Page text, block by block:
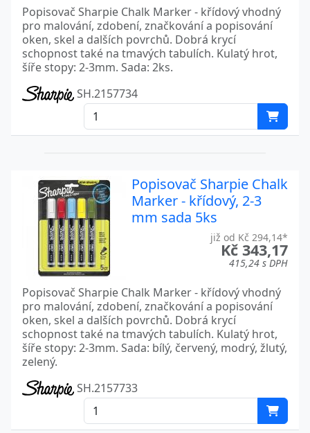
Popisovač Sharpie Chalk Marker - křídový vhodný
pro malování, zdobení, značkování a popisování
oken, skel a dalších povrchů. Dobrá krycí
schopnost také na tmavých tabulích. Kulatý hrot,
šíře stopy: 2-3mm. Sada: 2ks.
SH.2157734
Popisovač Sharpie Chalk
Marker - křídový, 2-3
mm sada 5ks
již od Kč 294,14*
Kč 343,17
415,24 s DPH
Popisovač Sharpie Chalk Marker - křídový vhodný
pro malování, zdobení, značkování a popisování
oken, skel a dalších povrchů. Dobrá krycí
schopnost také na tmavých tabulích. Kulatý hrot,
šíře stopy: 2-3mm. Sada: bílý, červený, modrý, žlutý,
zelený.
SH.2157733